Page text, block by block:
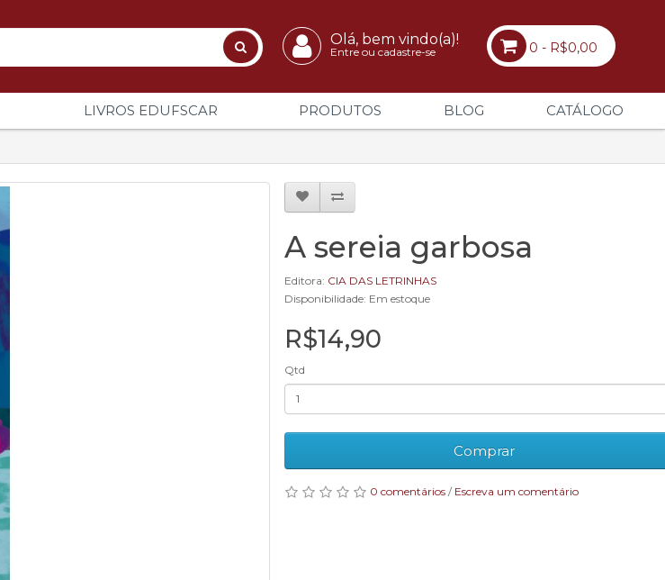
Olá, bem vindo(a)!
Entre ou cadastre-se 0 - R$0,00
LIVROS EDUFSCAR PRODUTOS BLOG CATÁLOGO
A sereia garbosa
Editora: CIA DAS LETRINHAS
Disponibilidade: Em estoque
R$14,90
Qtd
Comprar
0 comentários / Escreva um comentário